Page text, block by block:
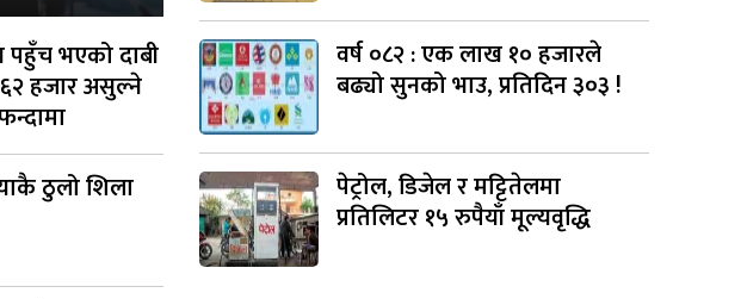
पहुँच भएको दाबी
हजार असुल्ने
ठुलो शिला
वर्ष ०८२ : एक लाख १० हजारले
बढ्यो सुनको भाउ, प्रतिदिन ३०३ !
पेट्रोल, डिजेल र मट्टितेलमा
प्रतिलिटर १५ रुपैयाँ मूल्यवृद्धि